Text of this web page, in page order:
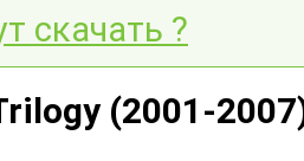
скачать ?
(2001-